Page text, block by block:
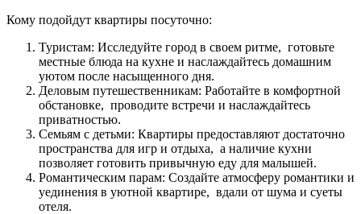
Кому подойдут квартиры посуточно:
Туристам: Исследуйте город в своем ритме, готовьте
местные блюда на кухне и наслаждайтесь домашним
уютом после насыщенного дня.
Деловым путешественникам: Работайте в комфортной
обстановке, проводите встречи и наслаждайтесь
приватностью.
Семьям с детьми: Квартиры предоставляют достаточно
пространства для игр и отдыха, а наличие кухни
позволяет готовить привычную еду для малышей.
Романтическим парам: Создайте атмосферу романтики и
уединения в уютной квартире, вдали от шума и суеты
отеля.